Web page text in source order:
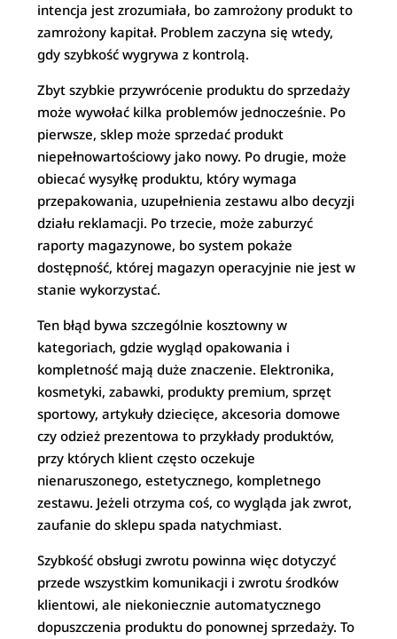
intencja jest zrozumiała, bo zamrożony produkt to
zamrożony kapitał. Problem zaczyna się wtedy,
gdy szybkość wygrywa z kontrolą.
Zbyt szybkie przywrócenie produktu do sprzedaży
może wywołać kilka problemów jednocześnie. Po
pierwsze, sklep może sprzedać produkt
niepełnowartościowy jako nowy. Po drugie, może
obiecać wysyłkę produktu, który wymaga
przepakowania, uzupełnienia zestawu albo decyzji
działu reklamacji. Po trzecie, może zaburzyć
raporty magazynowe, bo system pokaże
dostępność, której magazyn operacyjnie nie jest w
stanie wykorzystać.
Ten błąd bywa szczególnie kosztowny w
kategoriach, gdzie wygląd opakowania i
kompletność mają duże znaczenie. Elektronika,
kosmetyki, zabawki, produkty premium, sprzęt
sportowy, artykuły dziecięce, akcesoria domowe
czy odzież prezentowa to przykłady produktów,
przy których klient często oczekuje
nienaruszonego, estetycznego, kompletnego
zestawu. Jeżeli otrzyma coś, co wygląda jak zwrot,
zaufanie do sklepu spada natychmiast.
Szybkość obsługi zwrotu powinna więc dotyczyć
przede wszystkim komunikacji i zwrotu środków
klientowi, ale niekoniecznie automatycznego
dopuszczenia produktu do ponownej sprzedaży. To